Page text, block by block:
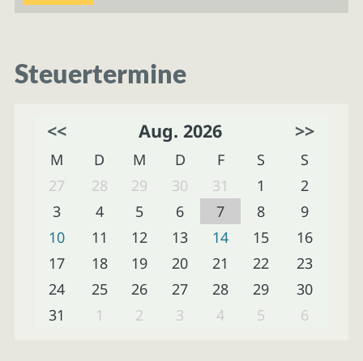
Steuertermine
<< Aug. 2026 >>
M D M D F S
S
27
28 29 30 31 1
2
3
4 5 6 7 8
9
10
11 12 13 14 15
16
17
18 19 20 21 22
23
24
25 26 27 28 29
30
31
1 2 3 4 5 6